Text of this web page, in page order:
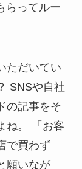
らってルー
ただいてい
SNSや自社
の記事をそ
ね。 「お客
で買わず
願いなが